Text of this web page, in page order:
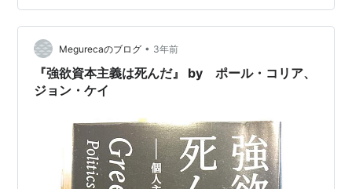
は、 この状況を理解していない」第9章 ニクソンとキ
ッ…
Megurecaのブログ • 3年前
『強欲資本主義は死んだ』 by ポール・コリア、
ジョン・ケイ